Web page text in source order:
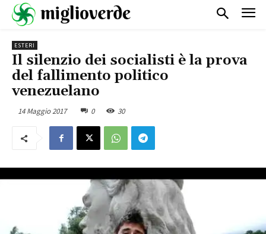
ESTERI
Il silenzio dei socialisti è la prova
del fallimento politico
venezuelano
14 Maggio 2017 0 30